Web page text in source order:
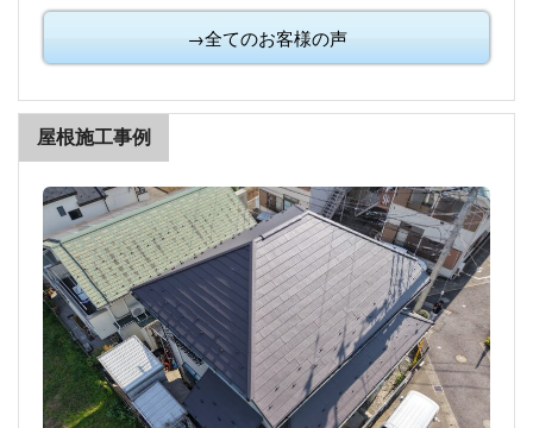
→全てのお客様の声
屋根施工事例